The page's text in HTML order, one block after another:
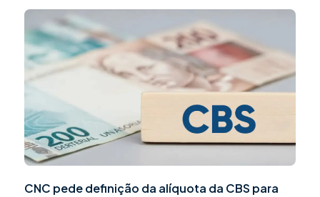
CNC pede definição da alíquota da CBS para